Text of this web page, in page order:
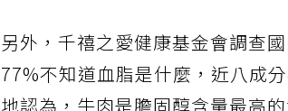
另外，千禧之愛健康基金會調查
77%不知道血脂是什麼，近八成